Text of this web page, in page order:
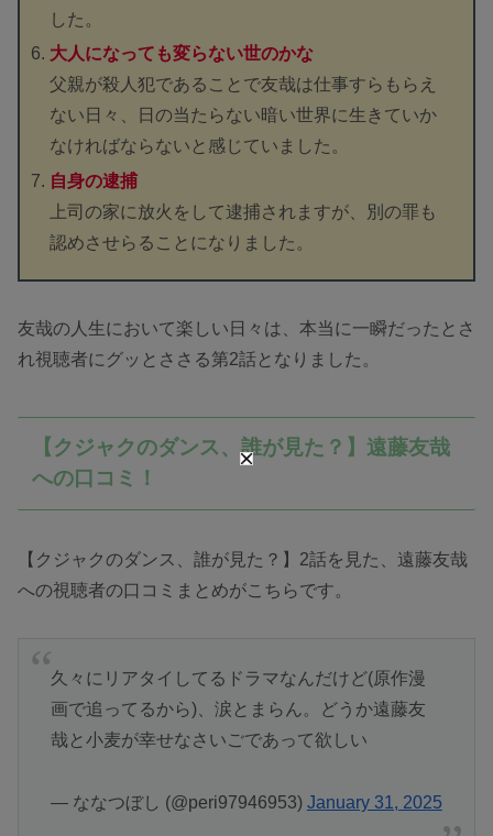
した。
大人になっても変らない世のかな
父親が殺人犯であることで友哉は仕事すらもらえ
ない日々、日の当たらない暗い世界に生きていか
なければならないと感じていました。
自身の逮捕
上司の家に放火をして逮捕されますが、別の罪も
認めさせらることになりました。
友哉の人生において楽しい日々は、本当に一瞬だったとさ
れ視聴者にグッとささる第2話となりました。
【クジャクのダンス、誰が見た？】遠藤友哉
への口コミ！
【クジャクのダンス、誰が見た？】2話を見た、遠藤友哉
への視聴者の口コミまとめがこちらです。
久々にリアタイしてるドラマなんだけど(原作漫
画で追ってるから)、涙とまらん。どうか遠藤友
哉と小麦が幸せなさいごであって欲しい
— ななつぼし (@peri97946953) January 31, 2025